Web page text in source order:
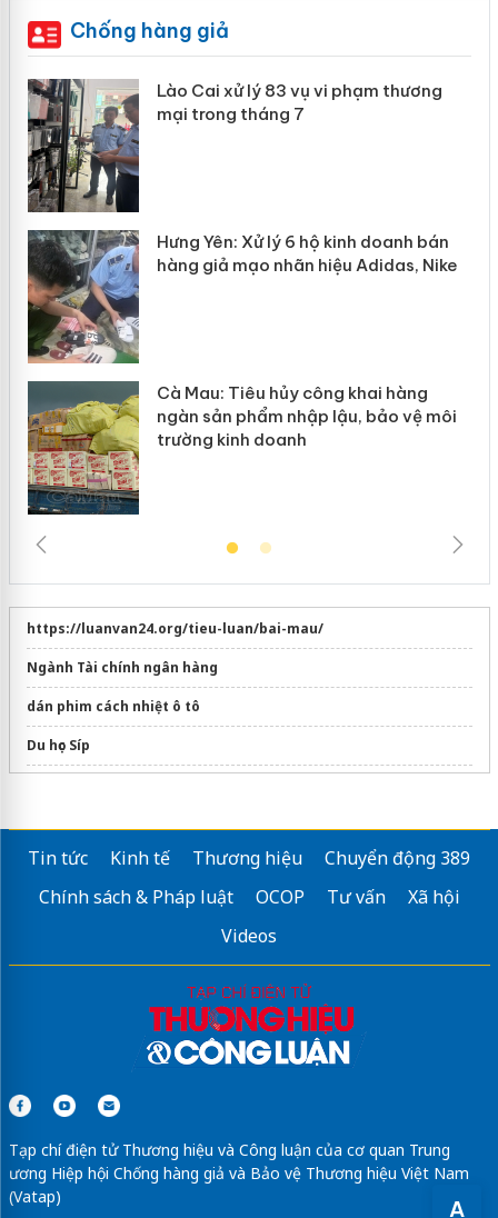
A
Chống hàng giả
Lào Cai xử lý 83 vụ vi phạm thương
mại trong tháng 7
Hưng Yên: Xử lý 6 hộ kinh doanh bán
hàng giả mạo nhãn hiệu Adidas, Nike
Cà Mau: Tiêu hủy công khai hàng
ngàn sản phẩm nhập lậu, bảo vệ môi
trường kinh doanh
https://luanvan24.org/tieu-luan/bai-mau/
Ngành Tài chính ngân hàng
dán phim cách nhiệt ô tô
Du học Síp
Sửa máy rửa bát bosch
Du học Úc không chứng minh tài chính
Tin tức Kinh tế Thương hiệu
Chuyển động 389
Chính sách & Pháp luật
OCOP Tư vấn
Xã hội
Videos
Tạp chí điện tử Thương hiệu và Công luận của cơ quan Trung
ương Hiệp hội Chống hàng giả và Bảo vệ Thương hiệu Việt Nam
(Vatap)